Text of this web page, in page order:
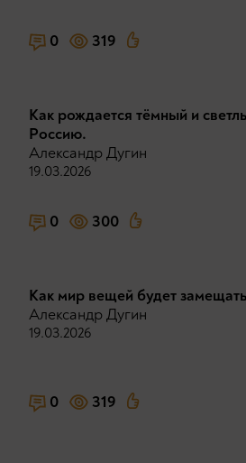
0 319
Как рождается тёмный и
Россию.
Александр Дугин
19.03.2026
0 300
Как мир вещей будет
Александр Дугин
19.03.2026
0 319